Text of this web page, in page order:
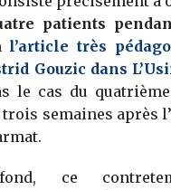
patients
l’article très
Gouzic dans
le cas du
trois semaines après
ce